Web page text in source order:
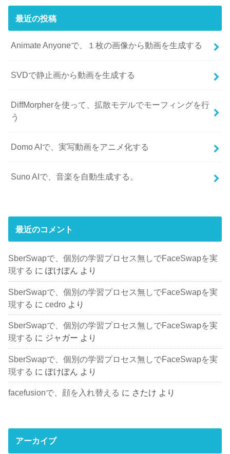
最近の投稿
Animate Anyoneで、１枚の画像から動画を生成する
SVDで静止画から動画を生成する
DiffMorpherを使って、拡散モデルでモーフィングを行
う
Domo AIで、実写動画をアニメ化する
Suno AIで、音楽を自動生成する。
最近のコメント
SberSwapで、個別の学習プロセス無しでFaceSwapを実
現する にぽけぽん より
SberSwapで、個別の学習プロセス無しでFaceSwapを実
現する にcedro より
SberSwapで、個別の学習プロセス無しでFaceSwapを実
現する に ジャガー より
SberSwapで、個別の学習プロセス無しでFaceSwapを実
現する にぽけぽん より
facefusionで、顔を入れ替える に さたけ より
アーカイブ